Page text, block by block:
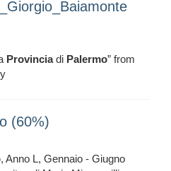
Provinciadi Palermo” from
(60%)
, Anno L, Gennaio - Giugno